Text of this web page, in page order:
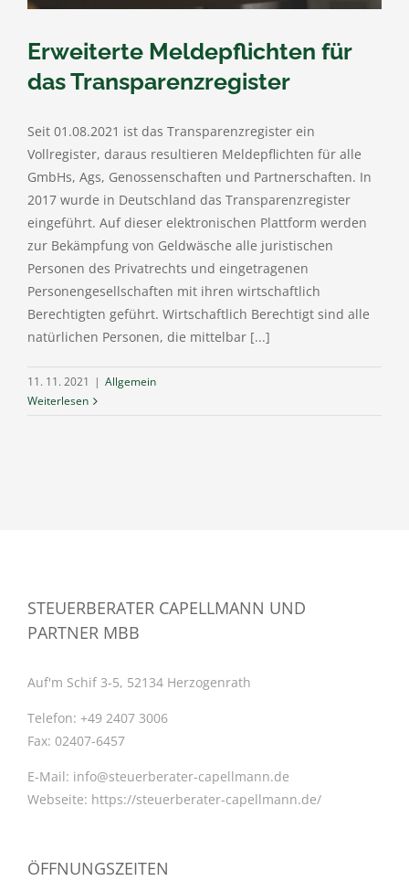
Erweiterte Meldepflichten für
das Transparenzregister
Seit 01.08.2021 ist das Transparenzregister ein
Vollregister, daraus resultieren Meldepflichten für alle
GmbHs, Ags, Genossenschaften und Partnerschaften. In
2017 wurde in Deutschland das Transparenzregister
eingeführt. Auf dieser elektronischen Plattform werden
zur Bekämpfung von Geldwäsche alle juristischen
Personen des Privatrechts und eingetragenen
Personengesellschaften mit ihren wirtschaftlich
Berechtigten geführt. Wirtschaftlich Berechtigt sind alle
natürlichen Personen, die mittelbar [...]
11. 11. 2021 | Allgemein
Weiterlesen
STEUERBERATER CAPELLMANN UND
PARTNER MBB
Auf'm Schif 3-5, 52134 Herzogenrath
Telefon: +49 2407 3006
Fax: 02407-6457
E-Mail: info@steuerberater-capellmann.de
Webseite: https://steuerberater-capellmann.de/
ÖFFNUNGSZEITEN